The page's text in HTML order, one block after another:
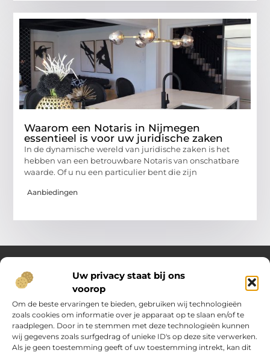
Uw privacy staat bij ons
voorop
Om de beste ervaringen te bieden, gebruiken wij technologieën
zoals cookies om informatie over je apparaat op te slaan en/of te
raadplegen. Door in te stemmen met deze technologieën kunnen
wij gegevens zoals surfgedrag of unieke ID's op deze site verwerken.
Als je geen toestemming geeft of uw toestemming intrekt, kan dit
Waarom een Notaris in Nijmegen
essentieel is voor uw juridische zaken
In de dynamische wereld van juridische zaken is het
hebben van een betrouwbare Notaris van onschatbare
waarde. Of u nu een particulier bent die zijn
Aanbiedingen
Over Oost Brabant in Bedrijf.nl
Dé plek voor kennis, inspiratie en praktische inzichten.
Ontdek een veelzijdig aanbod aan artikelen en blogs die je
ondersteunen in het dagelijks leven en ondernemerschap –
van handige tips tot vernieuwende perspectieven.